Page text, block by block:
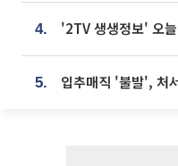
4.
5. 입추매직 '불발', 처